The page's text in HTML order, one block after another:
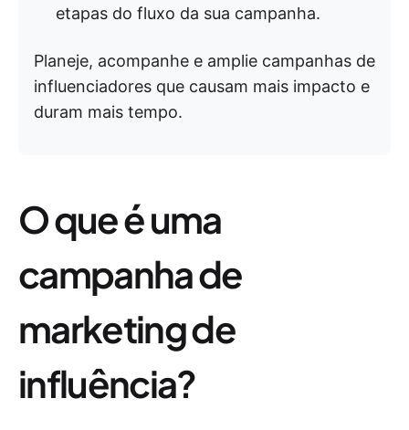
etapas do fluxo da sua campanha.
Planeje, acompanhe e amplie campanhas de
influenciadores que causam mais impacto e
duram mais tempo.
O que é uma
campanha de
marketing de
influência?